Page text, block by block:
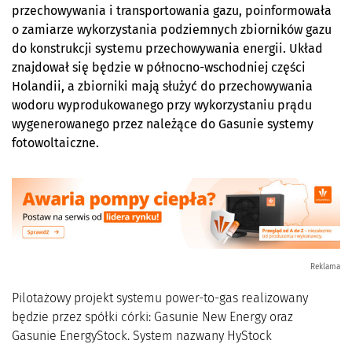
przechowywania i transportowania gazu, poinformowała
o zamiarze wykorzystania podziemnych zbiorników gazu
do konstrukcji systemu przechowywania energii. Układ
znajdował się będzie w północno-wschodniej części
Holandii, a zbiorniki mają służyć do przechowywania
wodoru wyprodukowanego przy wykorzystaniu prądu
wygenerowanego przez należące do Gasunie systemy
fotowoltaiczne.
Reklama
Pilotażowy projekt systemu power-to-gas realizowany
będzie przez spółki córki: Gasunie New Energy oraz
Gasunie EnergyStock. System nazwany HyStock